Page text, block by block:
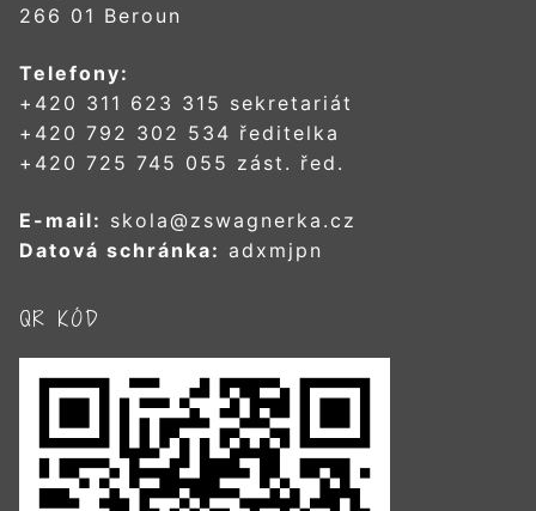
266 01 Beroun
Telefony:
+420 311 623 315 sekretariát
+420 792 302 534 ředitelka
+420 725 745 055 zást. řed.
E-mail: skola@zswagnerka.cz
Datová schránka: adxmjpn
QR KÓD